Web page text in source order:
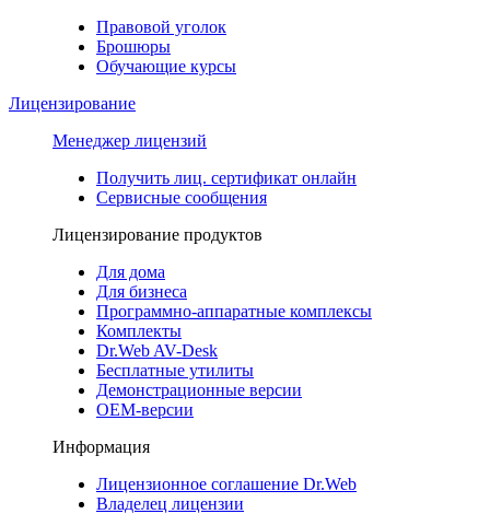
Правовой уголок
Брошюры
Обучающие курсы
Лицензирование
Менеджер лицензий
Получить лиц. сертификат онлайн
Сервисные сообщения
Лицензирование продуктов
Для дома
Для бизнеса
Программно-аппаратные комплексы
Комплекты
Dr.Web AV-Desk
Бесплатные утилиты
Демонстрационные версии
ОЕМ-версии
Информация
Лицензионное соглашение Dr.Web
Владелец лицензии